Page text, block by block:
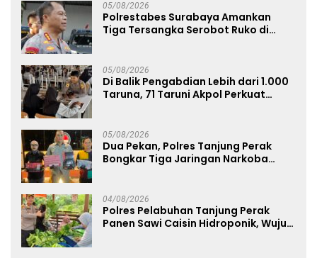
05/08/2026
Polrestabes Surabaya Amankan
Tiga Tersangka Serobot Ruko di
05/08/2026
Di Balik Pengabdian Lebih dari 1.000
Taruna, 71 Taruni Akpol Perkuat
05/08/2026
Dua Pekan, Polres Tanjung Perak
Bongkar Tiga Jaringan Narkoba
04/08/2026
Polres Pelabuhan Tanjung Perak
Panen Sawi Caisin Hidroponik, Wujud